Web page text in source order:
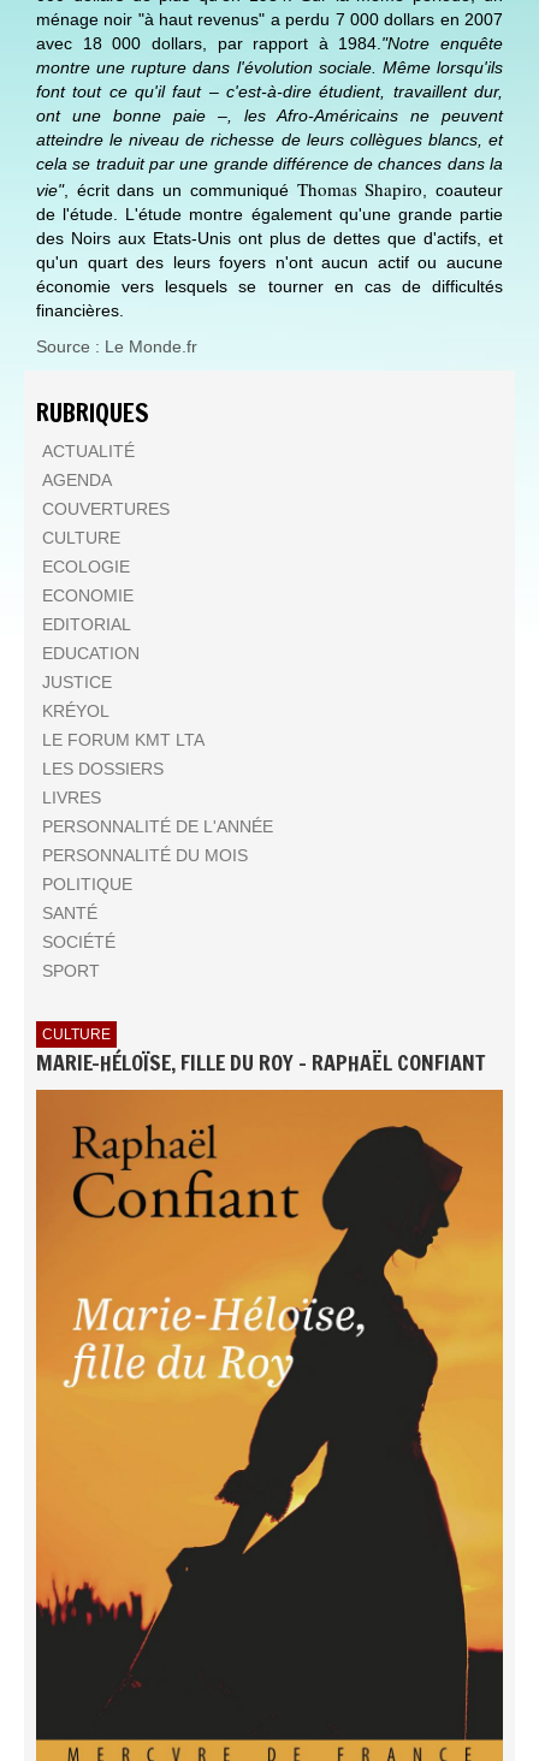
ménage noir "à haut revenus" a perdu 7 000 dollars en 2007
avec 18 000 dollars, par rapport à 1984. "Notre enquête
montre une rupture dans l'évolution sociale. Même lorsqu'ils
font tout ce qu'il faut – c'est-à-dire étudient, travaillent dur,
ont une bonne paie – , les Afro-Américains ne peuvent
atteindre le niveau de richesse de leurs collègues blancs, et
cela se traduit par une grande différence de chances dans la
vie", écrit dans un communiqué Thomas Shapiro , coauteur
de l'étude. L'étude montre également qu'une grande partie
des Noirs aux Etats-Unis ont plus de dettes que d'actifs, et
qu'un quart des leurs foyers n'ont aucun actif ou aucune
économie vers lesquels se tourner en cas de difficultés
financières.
Source : Le Monde.fr
RUBRIQUES
ACTUALITÉ
AGENDA
COUVERTURES
CULTURE
ECOLOGIE
ECONOMIE
EDITORIAL
EDUCATION
JUSTICE
KRÉYOL
LE FORUM KMT LTA
LES DOSSIERS
LIVRES
PERSONNALITÉ DE L'ANNÉE
PERSONNALITÉ DU MOIS
POLITIQUE
SANTÉ
SOCIÉTÉ
SPORT
CULTURE
MARIE-HÉLOÏSE, FILLE DU ROY - RAPHAËL CONFIANT